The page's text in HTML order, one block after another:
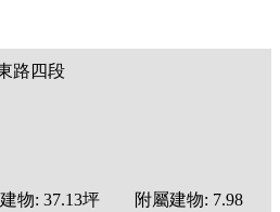
路四段
物: 37.13坪 附屬建物: 7.98